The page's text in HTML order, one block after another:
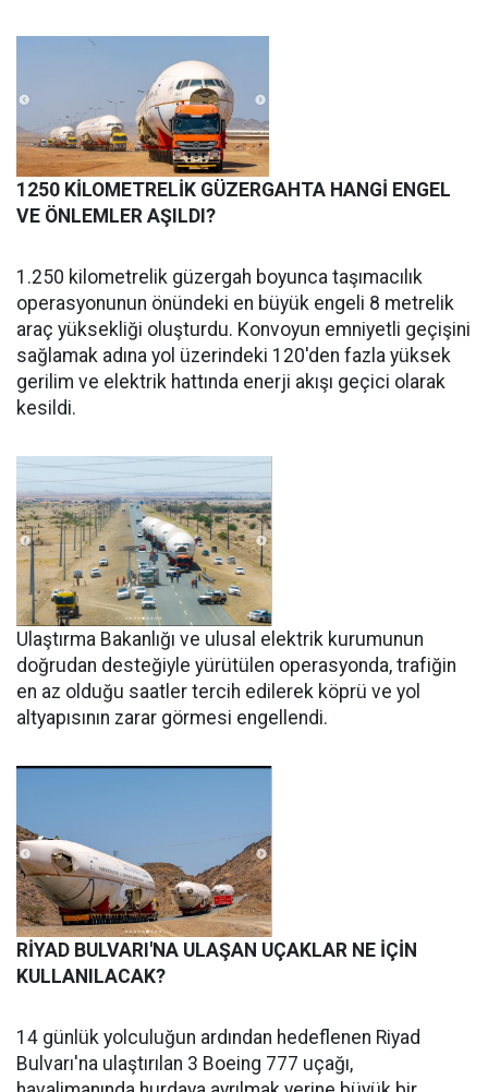
1250 KİLOMETRELİK GÜZERGAHTA HANGİ ENGEL
VE ÖNLEMLER AŞILDI?
1.250 kilometrelik güzergah boyunca taşımacılık
operasyonunun önündeki en büyük engeli 8 metrelik
araç yüksekliği oluşturdu. Konvoyun emniyetli geçişini
sağlamak adına yol üzerindeki 120'den fazla yüksek
gerilim ve elektrik hattında enerji akışı geçici olarak
kesildi.
Ulaştırma Bakanlığı ve ulusal elektrik kurumunun
doğrudan desteğiyle yürütülen operasyonda, trafiğin
en az olduğu saatler tercih edilerek köprü ve yol
altyapısının zarar görmesi engellendi.
RİYAD BULVARI'NA ULAŞAN UÇAKLAR NE İÇİN
KULLANILACAK?
14 günlük yolculuğun ardından hedeflenen Riyad
Bulvarı'na ulaştırılan 3 Boeing 777 uçağı,